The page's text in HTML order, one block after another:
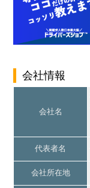
会社情報
会社名
代表者名
会社所在地